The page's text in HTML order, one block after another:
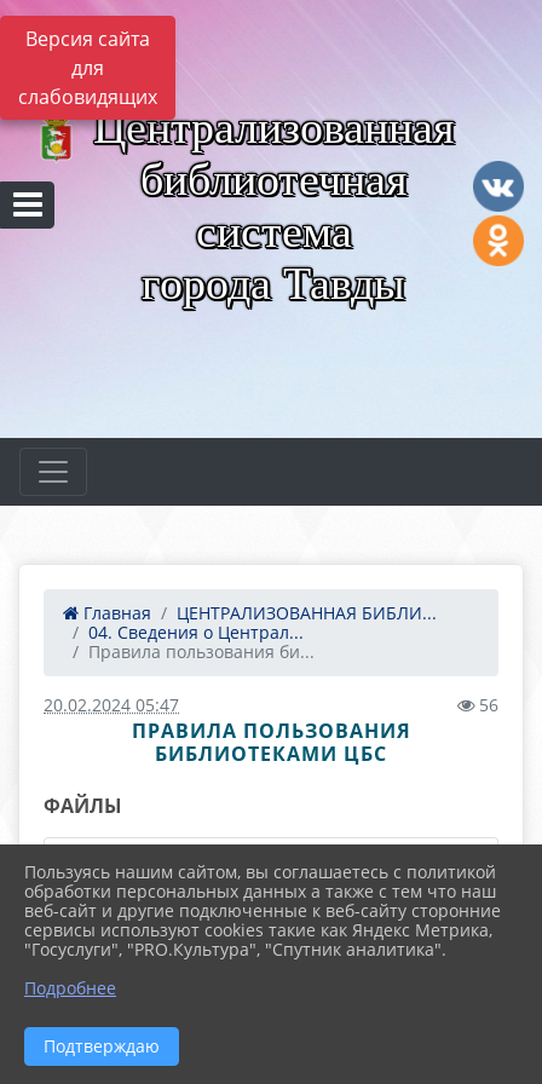
Версия сайта
для
слабовидящих
Централизованная
библиотечная
система
города Тавды
Главная
ЦЕНТРАЛИЗОВАННАЯ БИБЛИ...
04. Сведения о Централ...
Правила пользования би...
20.02.2024 05:47 56
ПРАВИЛА ПОЛЬЗОВАНИЯ
БИБЛИОТЕКАМИ ЦБС
ФАЙЛЫ
Правила пользования библиотекой
2024г. (3.4 MiB)
2026 г. bibltavda.ru
Пользуясь нашим сайтом, вы соглашаетесь с политикой
обработки персональных данных а также с тем что наш
веб-сайт и другие подключенные к веб-сайту сторонние
сервисы используют cookies такие как Яндекс Метрика,
"Госуслуги", "PRO.Культура", "Спутник аналитика".
Подробнее
Подтверждаю